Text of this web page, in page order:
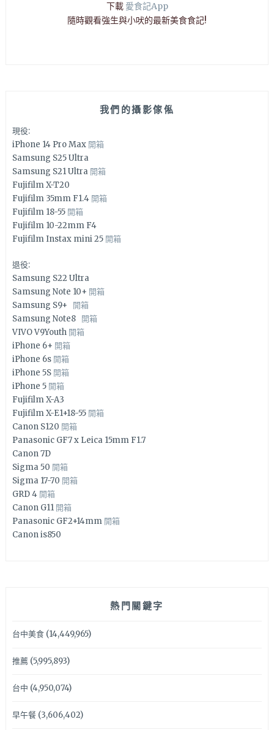
下載 愛食記App
隨時觀看強生與小吠的最新美食食記!
我們的攝影傢俬
現役:
iPhone 14 Pro Max 開箱
Samsung S25 Ultra
Samsung S21 Ultra 開箱
Fujifilm X-T20
Fujifilm 35mm F1.4 開箱
Fujifilm 18-55 開箱
Fujifilm 10-22mm F4
Fujifilm Instax mini 25 開箱
退役:
Samsung S22 Ultra
Samsung Note 10+ 開箱
Samsung S9+ 開箱
Samsung Note8 開箱
VIVO V9Youth 開箱
iPhone 6+ 開箱
iPhone 6s 開箱
iPhone 5S 開箱
iPhone 5 開箱
Fujifilm X-A3
Fujifilm X-E1+18-55 開箱
Canon S120 開箱
Panasonic GF7 x Leica 15mm F1.7
Canon 7D
Sigma 50 開箱
Sigma 17-70 開箱
GRD 4 開箱
Canon G11 開箱
Panasonic GF2+14mm 開箱
Canon is850
熱門關鍵字
台中美食(14,449,965)
推薦(5,995,893)
台中 (4,950,074)
早午餐(3,606,402)